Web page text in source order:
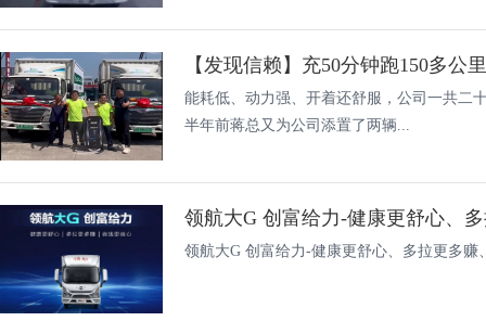
能耗低、动力强、开着还舒服，公司一共二
半年前蒋总又为公司添置了两辆...
领航大G 创富给力-健康更舒心、
领航大G 创富给力-健康更舒心、多拉更多赚